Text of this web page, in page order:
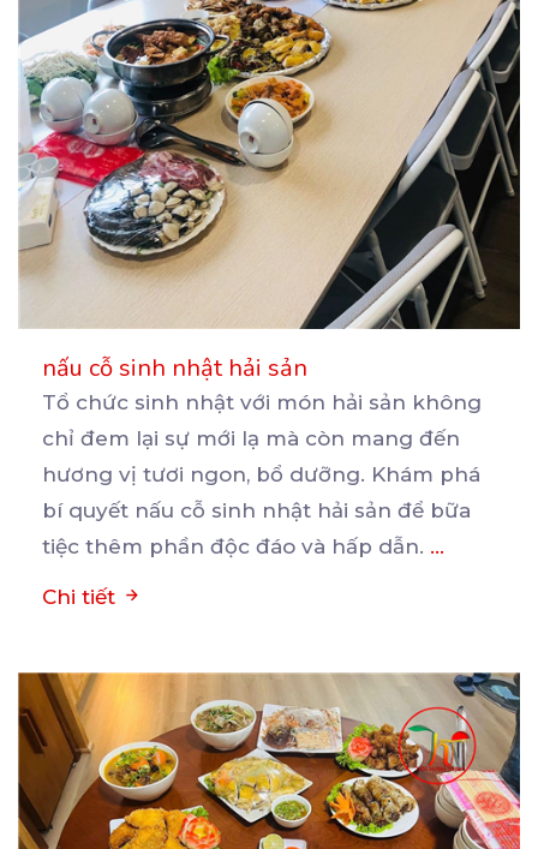
nấu cỗ sinh nhật hải sản
Tổ chức sinh nhật với món hải sản không
chỉ đem lại sự mới lạ mà còn mang đến
hương vị tươi ngon, bổ dưỡng. Khám phá
bí quyết nấu cỗ sinh nhật hải sản để bữa
tiệc thêm phần độc đáo và hấp dẫn. ...
Chi tiết